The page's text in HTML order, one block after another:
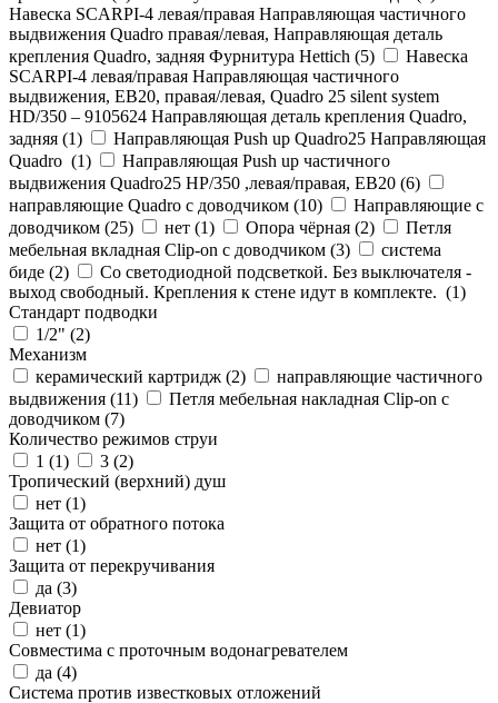
Навеска SCARPI-4 левая/правая Направляющая частичного
выдвижения Quadro правая/левая, Направляющая деталь
крепления Quadro, задняя Фурнитура Hettich (5)
Навеска
SCARPI-4 левая/правая Направляющая частичного
выдвижения, ЕВ20, правая/левая, Quadro 25 silent system
HD/350 – 9105624 Направляющая деталь крепления Quadro,
задняя (1)
Направляющая Push up Quadro25 Направляющая
Quadro (1)
Направляющая Push up частичного
выдвижения Quadro25 НР/350 ,левая/правая, ЕВ20 (6)
направляющие Quadro с доводчиком (10)
Направляющие с
доводчиком (25) нет (1) Опора чёрная (2)
Петля
мебельная вкладная Clip-on с доводчиком (3)
система
биде (2)
Со светодиодной подсветкой. Без выключателя -
выход свободный. Крепления к стене идут в комплекте. (1)
Стандарт подводки
1/2" (2)
Механизм
керамический картридж (2)
направляющие частичного
выдвижения (11)
Петля мебельная накладная Clip-on с
доводчиком (7)
Количество режимов струи
1 (1) 3 (2)
Тропический (верхний) душ
нет (1)
Защита от обратного потока
нет (1)
Защита от перекручивания
да (3)
Девиатор
нет (1)
Совместима с проточным водонагревателем
да (4)
Система против известковых отложений